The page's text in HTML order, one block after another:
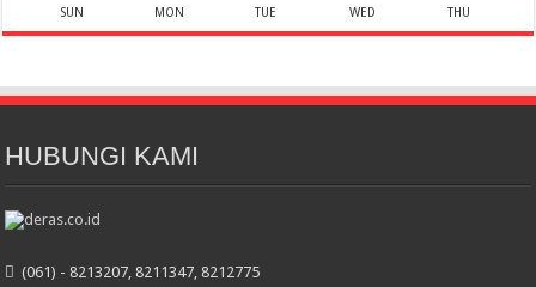
SUN MON TUE WED THU
HUBUNGI KAMI
(061) - 8213207, 8211347, 8212775